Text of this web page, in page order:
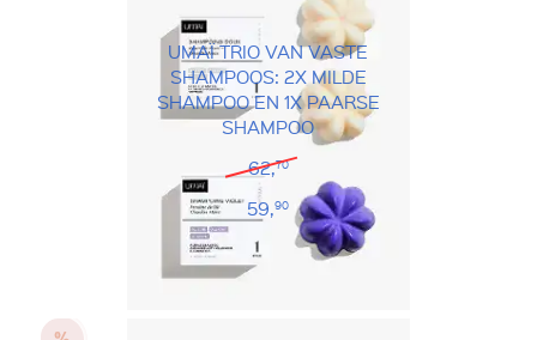
UMAÏ TRIO VAN VASTE
SHAMPOOS: 2X MILDE
SHAMPOO EN 1X PAARSE
SHAMPOO
62,70
59,90